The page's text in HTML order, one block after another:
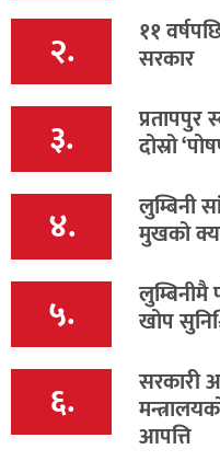
२. ११
सरकार
३. प्रतापपुर
दोस्रो
४. लुम्बिनी
मुखको
५. लुम्बिनीमै
खोप
६. सरकारी
आपत्ति